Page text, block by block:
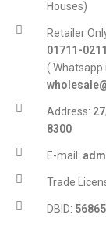
Houses)
Retailer
01711-
( Whatsapp
Address:
8300
E-mail:
Trade
DBID: